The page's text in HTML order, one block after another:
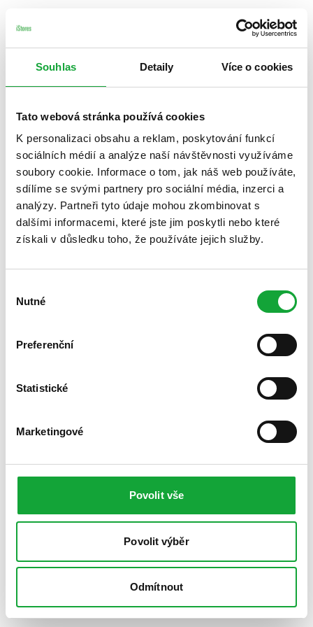
Souhlas Detaily Více o cookies
Tato webová stránka používá cookies
K personalizaci obsahu a reklam, poskytování funkcí
sociálních médií a analýze naší návštěvnosti využíváme
soubory cookie. Informace o tom, jak náš web používáte,
sdílíme se svými partnery pro sociální média, inzerci a
analýzy. Partneři tyto údaje mohou zkombinovat s
dalšími informacemi, které jste jim poskytli nebo které
získali v důsledku toho, že používáte jejich služby.
souhlasu
Nutné
Preferenční
Statistické
Marketingové
Povolit vše
Povolit výběr
Odmítnout